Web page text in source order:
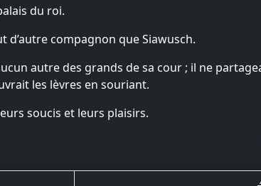
du roi.
d’autre compagnon que Siawusch.
autre des grands de sa cour ; il ne
les lèvres en souriant.
soucis et leurs plaisirs.